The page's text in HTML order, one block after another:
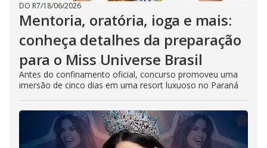
DO R7/18/06/2026
Mentoria, oratória, ioga e mais:
conheça detalhes da preparação
para o Miss Universe Brasil
Antes do confinamento oficial, concurso promoveu uma
imersão de cinco dias em uma resort luxuoso no Paraná